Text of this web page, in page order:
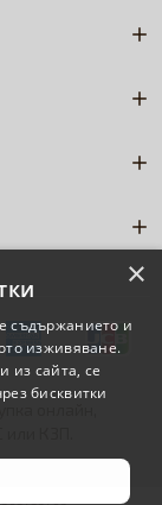
онлайн,
×
съдържанието и
изживяване.
из сайта, се
бисквитки